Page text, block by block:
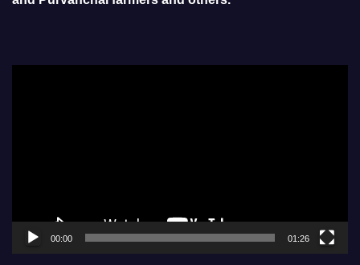
00:00 01:26